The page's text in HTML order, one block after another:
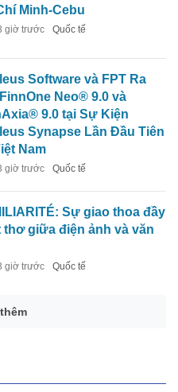
Minh-Cebu
giờ trước Quốc tế
Software và FPT Ra
Neo® 9.0 và
9.0 tại Sự Kiện
Synapse Lần Đầu Tiên
Nam
giờ trước Quốc tế
Sự giao thoa đầy
thơ giữa điện ảnh và văn
giờ trước Quốc tế